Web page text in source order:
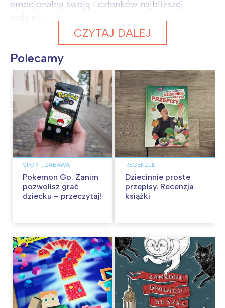
emocjonalną swoją i członków najbliższej
CZYTAJ DALEJ
Polecamy
SPORT, ZABAWA
Pokemon Go. Zanim
pozwolisz grać
dziecku – przeczytaj!
RECENZJE
Dziecinnie proste
przepisy. Recenzja
książki